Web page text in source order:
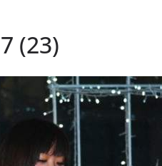
(23)